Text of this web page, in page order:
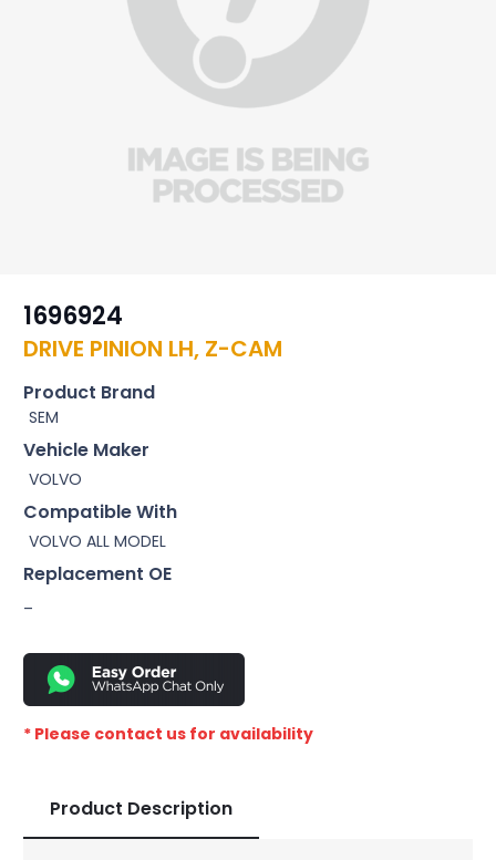
1696924
DRIVE PINION LH, Z-CAM
Product Brand
SEM
Vehicle Maker
VOLVO
Compatible With
VOLVO ALL MODEL
Replacement OE
–
* Please contact us for availability
Product Description